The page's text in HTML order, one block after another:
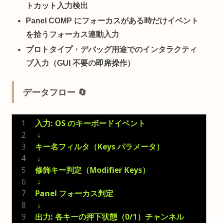
トカット入力検出
Panel COMP にフォーカスがある時だけイベント
を拾うフォーカス連動入力
プロトタイプ・デバッグ用途でのインタラクティ
ブ入力（GUI 不要の即席操作）
データフロー 🔄
入力: OS のキーボードイベント
↓
キー名フィルタ（Keys パラメータ）
↓
修飾キー判定（Modifier Keys）
↓
Panel フォーカス判定
↓
出力: 各キーの押下状態（0/1）チャンネル